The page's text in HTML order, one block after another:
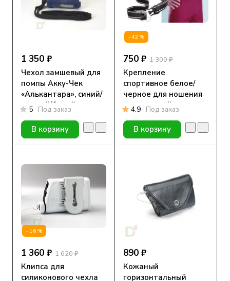
1 350 ₽
Чехол замшевый для
помпы Акку-Чек
«Алькантара», синий/
черный/белый ст
5 Под заказ
В корзину
-42%
750 ₽ 1 300 ₽
Крепление
спортивное белое/
черное для ношения
инсулиновой помпы
4.9 Под заказ
В корзину
-16%
1 360 ₽ 1 620 ₽
Клипса для
силиконового чехла
890 ₽
Кожаный
горизонтальный